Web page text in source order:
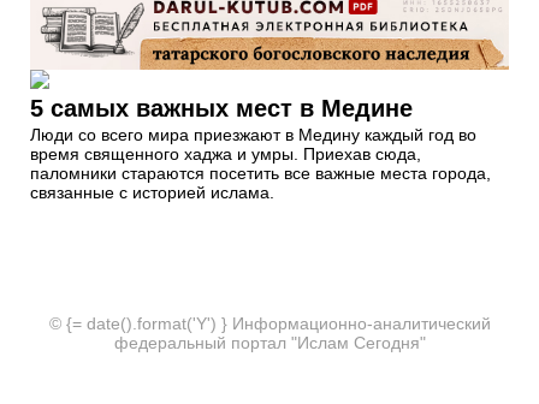
5 самых важных мест в Медине
Люди со всего мира приезжают в Медину каждый год во
время священного хаджа и умры. Приехав сюда,
паломники стараются посетить все важные места города,
связанные с историей ислама.
© {= date().format('Y') } Информационно-аналитический
федеральный портал "Ислам Сегодня"